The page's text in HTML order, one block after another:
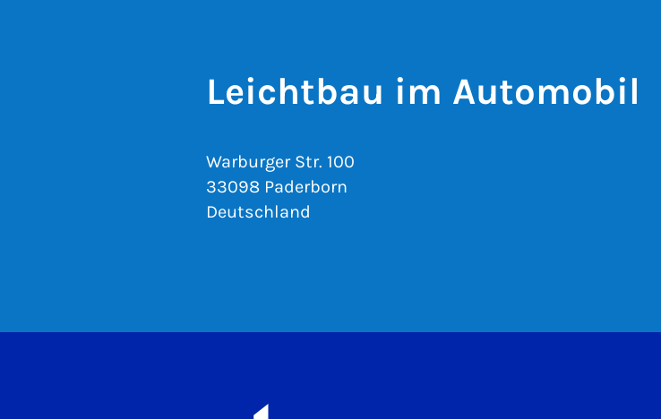
Leichtbau im Automobil
Warburger Str. 100
33098 Paderborn
Deutschland